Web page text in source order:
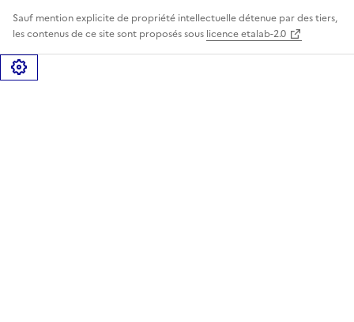
Sauf mention explicite de propriété intellectuelle détenue par des tiers,
les contenus de ce site sont proposés sous licence etalab-2.0
Gérer les cookies